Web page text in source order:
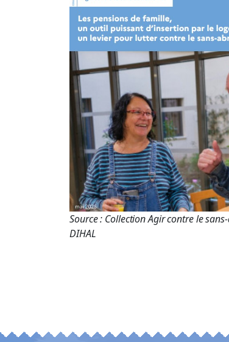
Source : Collection Agir contre le
DIHAL